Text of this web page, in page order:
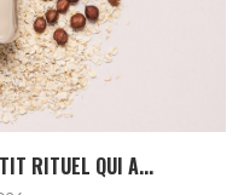
RITUEL QUI A...